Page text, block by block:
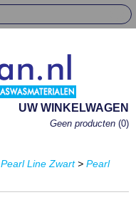
UW WINKELWAGEN
Geen producten (0)
Pearl Line Zwart> Pearl